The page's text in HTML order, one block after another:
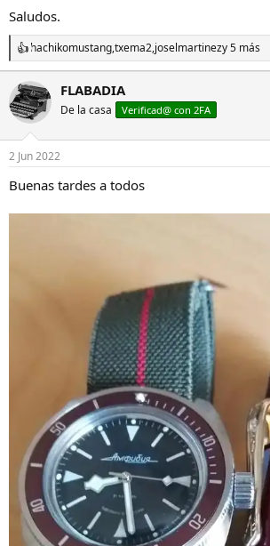
Saludos.
R
e
a
c
c
o
n
e
s
hachikomustang,txema2,joselmartinezy 5 más
FLABADIA
De la casa Verificad@ con 2FA
2 Jun 2022
Buenas tardes a todos